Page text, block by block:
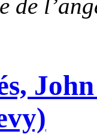
de